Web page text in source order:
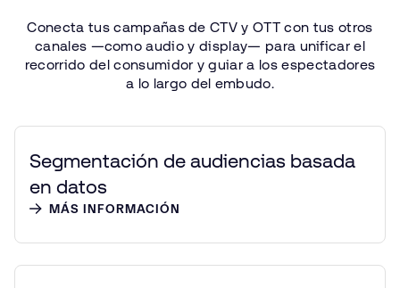
Conecta tus campañas de CTV y OTT con tus otros
canales —como audio y display— para unificar el
recorrido del consumidor y guiar a los espectadores
a lo largo del embudo.
Segmentación de audiencias basada
en datos
MÁS INFORMACIÓN